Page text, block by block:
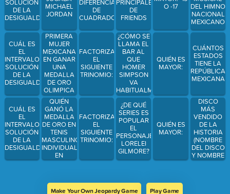
SOLUCIÓN
DE LA
DESIGUALDAD:
CUÁL ES
EL
INTERVALO
SOLUCIÓN
DE LA
DESIGUALDAD:
CUÁL ES
EL
INTERVALO
SOLUCIÓN
DE LA
DESIGUALDAD:
MICHAEL
JORDAN
PRIMERA
MUJER
MEXICANA
EN GANAR
UNA
MEDALLA
DE ORO
OLIMPICA
QUIÉN
GANÓ LA
MEDALLA
DE ORO EN
TENIS
MASCULINO
INDIVIDUAL
EN
LONDRES
DIFERENCIA
DE
CUADRADOS:
FACTORIZA
EL
SIGUIENTE
TRINOMIO:
FACTORIZA
EL
SIGUIENTE
TRINOMIO:
PRINCIPALES
DE
FRIENDS
¿CÓMO SE
LLAMA EL
BAR AL
QUE
HOMER
SIMPSON
VA
HABITUALMENTE?
¿DE QUÉ
SERIES ES
POPULAR
EL
PERSONAJE
LORELEI
GILMORE?
O -17
QUIÉN ES
MAYOR:
QUIÉN ES
MAYOR:
DEL HIMNO
NACIONAL
MEXICANO
CUÁNTOS
ESTADOS
TIENE LA
REPÚBLICA
MEXICANA
DISCO
MÁS
VENDIDO
DE LA
HISTORIA
(NOMBRE
DEL DISCO
Y NOMBRE
DEL
Make Your Own Jeopardy Game Play Game